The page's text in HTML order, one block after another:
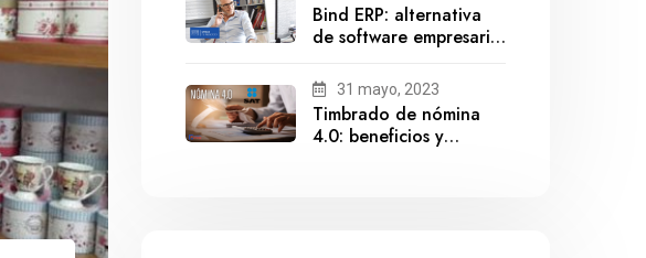
Bind ERP: alternativa
de software empresarial
Gestionix
31 mayo, 2023
Timbrado de nómina
4.0: beneficios y